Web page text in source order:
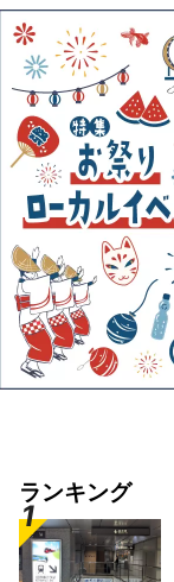
ランキング